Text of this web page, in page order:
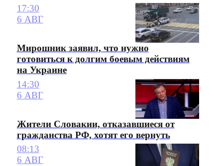
17:30
6 АВГ
Мирошник заявил, что нужно
готовиться к долгим боевым действиям
на Украине
14:30
6 АВГ
Жители Словакии, отказавшиеся от
гражданства РФ, хотят его вернуть
08:13
6 АВГ